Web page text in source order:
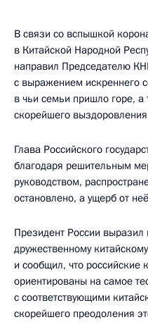
В связи со вспышкой
в Китайской Народной
направил Председателю
с выражением искреннего
в чьи семьи пришло горе,
скорейшего
Глава Российского
благодаря решительным
руководством,
остановлено, а ущерб от
Президент России выразил
дружественному
и сообщил, что российские
ориентированы на самое
с соответствующими
скорейшего преодоления